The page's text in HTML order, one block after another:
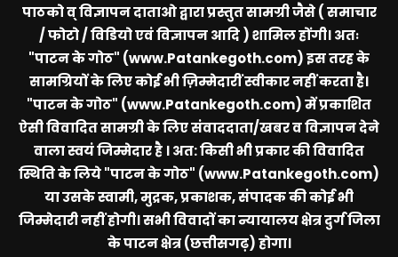
पाठको व् विज्ञापन दाताओ द्वारा प्रस्तुत सामग्री जैसे ( समाचार
/ फोटो / विडियो एवं विज्ञापन आदि ) शामिल होंगी। अतः
"पाटन के गोठ" (www.Patankegoth.com)इस तरह के
सामग्रियों के लिए कोई भी ज़िम्मेदारीं स्वीकार नहीं करता है।
"पाटन के गोठ" (www.Patankegoth.com)में प्रकाशित
ऐसी विवादित सामग्री के लिए संवाददाता/खबर व विज्ञापन देने
वाला स्वयं जिम्मेदार है । अत: किसी भी प्रकार की विवादित
स्थिति के लिये"पाटन के गोठ" (www.Patankegoth.com)
या उसके स्वामी, मुद्रक, प्रकाशक, संपादक की कोई भी
जिम्मेदारी नहीं होगी। सभी विवादों का न्यायालय क्षेत्र दुर्ग जिला
के पाटन क्षेत्र (छत्तीसगढ़) होगा।